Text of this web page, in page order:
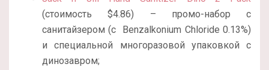
(стоимость $4.86) – промо-набор с
санитайзером (с
Benzalkonium Chloride 0.13%)
и специальной многоразовой упаковкой с
динозавром;